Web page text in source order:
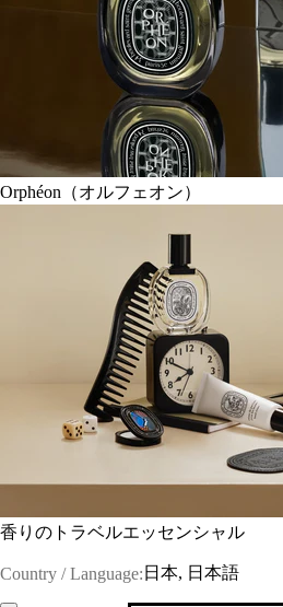
Orphéon（オルフェオン）
香りのトラベルエッセンシャル
Country / Language: 日本, 日本語